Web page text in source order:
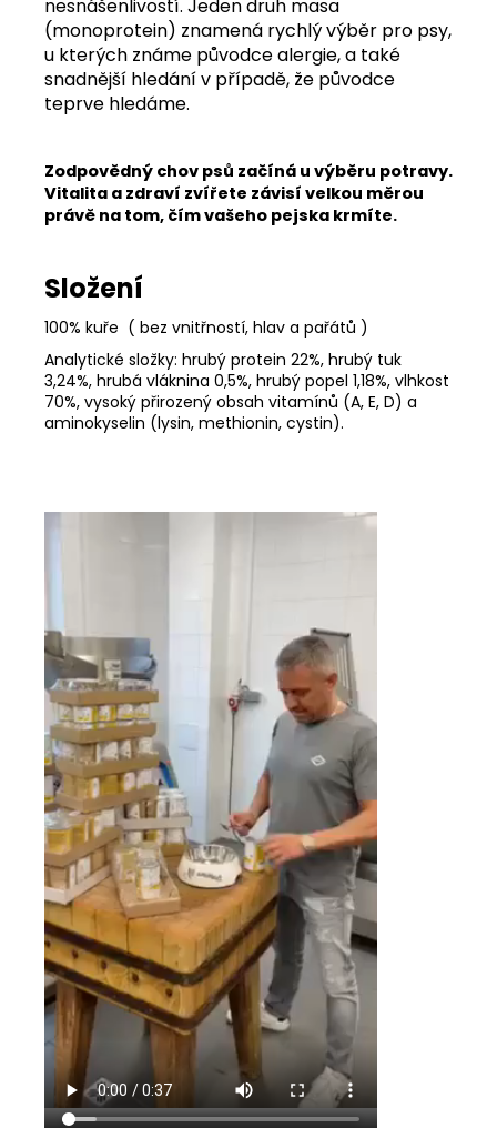
nesnášenlivostí. Jeden druh masa
(monoprotein) znamená rychlý výběr pro psy,
u kterých známe původce alergie, a také
snadnější hledání v případě, že původce
teprve hledáme.
Zodpovědný chov psů začíná u výběru potravy.
Vitalita a zdraví zvířete závisí velkou měrou
právě na tom, čím vašeho pejska krmíte.
Složení
100% kuře ( bez vnitřností, hlav a pařátů )
Analytické složky: hrubý protein 22%, hrubý tuk
3,24%, hrubá vláknina 0,5%, hrubý popel 1,18%, vlhkost
70%, vysoký přirozený obsah vitamínů (A, E, D) a
aminokyselin (lysin, methionin, cystin).